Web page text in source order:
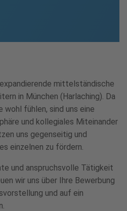
mittelständische
in München (Harlaching). Da
wohl fühlen, sind uns eine
und kollegiales Miteinander
uns gegenseitig und
einzelnen zu fördern.
und anspruchsvolle Tätigkeit
wir uns über Ihre Bewerbung
und auf ein